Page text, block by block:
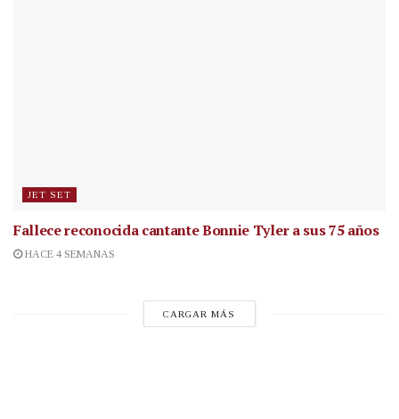
JET SET
Fallece reconocida cantanteBonnie Tyler a sus 75 años
HACE 4 SEMANAS
CARGAR MÁS